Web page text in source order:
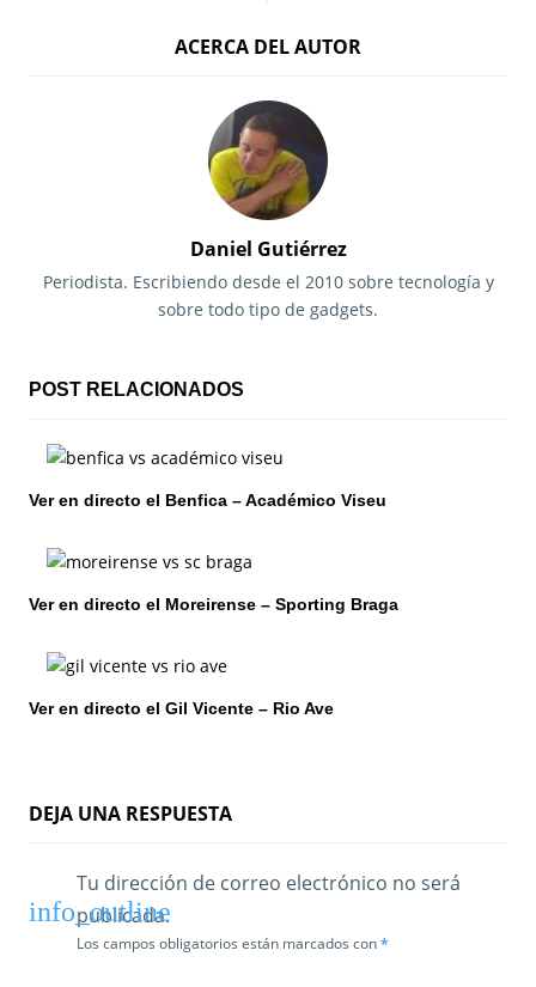
n
e
e
n
t
a
s
ACERCA DEL AUTOR
Daniel Gutiérrez
Periodista. Escribiendo desde el 2010 sobre tecnología y
sobre todo tipo de gadgets.
POST RELACIONADOS
Ver en directo el Benfica – Académico Viseu
Ver en directo el Moreirense – Sporting Braga
Ver en directo el Gil Vicente – Rio Ave
DEJA UNA RESPUESTA
Tu dirección de correo electrónico no será
publicada.
Los campos obligatorios están marcados con*